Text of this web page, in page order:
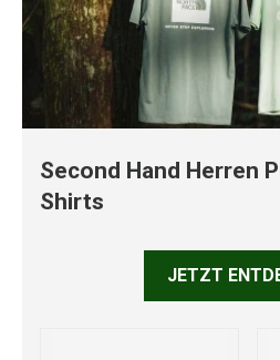
Second Hand Herren
Shirts
JETZT